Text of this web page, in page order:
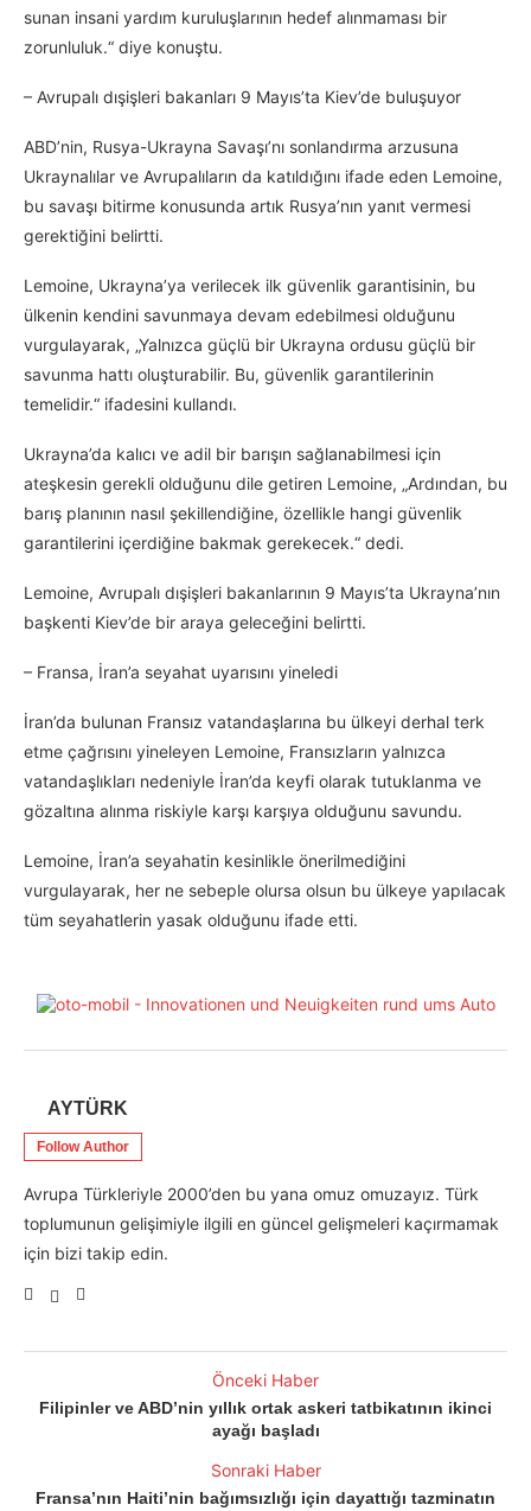
sunan insani yardım kuruluşlarının hedef alınmaması bir
zorunluluk.“ diye konuştu.
– Avrupalı dışişleri bakanları 9 Mayıs’ta Kiev’de buluşuyor
ABD’nin, Rusya-Ukrayna Savaşı’nı sonlandırma arzusuna
Ukraynalılar ve Avrupalıların da katıldığını ifade eden Lemoine,
bu savaşı bitirme konusunda artık Rusya’nın yanıt vermesi
gerektiğini belirtti.
Lemoine, Ukrayna’ya verilecek ilk güvenlik garantisinin, bu
ülkenin kendini savunmaya devam edebilmesi olduğunu
vurgulayarak, „Yalnızca güçlü bir Ukrayna ordusu güçlü bir
savunma hattı oluşturabilir. Bu, güvenlik garantilerinin
temelidir.“ ifadesini kullandı.
Ukrayna’da kalıcı ve adil bir barışın sağlanabilmesi için
ateşkesin gerekli olduğunu dile getiren Lemoine, „Ardından, bu
barış planının nasıl şekillendiğine, özellikle hangi güvenlik
garantilerini içerdiğine bakmak gerekecek.“ dedi.
Lemoine, Avrupalı dışişleri bakanlarının 9 Mayıs’ta Ukrayna’nın
başkenti Kiev’de bir araya geleceğini belirtti.
– Fransa, İran’a seyahat uyarısını yineledi
İran’da bulunan Fransız vatandaşlarına bu ülkeyi derhal terk
etme çağrısını yineleyen Lemoine, Fransızların yalnızca
vatandaşlıkları nedeniyle İran’da keyfi olarak tutuklanma ve
gözaltına alınma riskiyle karşı karşıya olduğunu savundu.
Lemoine, İran’a seyahatin kesinlikle önerilmediğini
vurgulayarak, her ne sebeple olursa olsun bu ülkeye yapılacak
tüm seyahatlerin yasak olduğunu ifade etti.
AYTÜRK
Follow Author
Avrupa Türkleriyle 2000’den bu yana omuz omuzayız. Türk
toplumunun gelişimiyle ilgili en güncel gelişmeleri kaçırmamak
için bizi takip edin.
Önceki Haber
Filipinler ve ABD’nin yıllık ortak askeri tatbikatının ikinci
ayağı başladı
Sonraki Haber
Fransa’nın Haiti’nin bağımsızlığı için dayattığı tazminatın